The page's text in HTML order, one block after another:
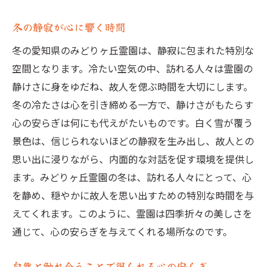
夏の緑が心に涼を与える
秋の紅葉が心を豊かにする
冬の静寂が心に深く響く
四季を通して感じる自然のリズム
心を癒す四季折々の風景
愛知県の隠れた名所みどりヶ丘霊園で心の平穏
心の平穏を求める人々のオアシス
自然と歴史が調和する隠れた名所
都会の喧騒を忘れる静かな場所
心落ち着くための癒しの空間
冬の静寂が心に響く時間
冬の愛知県のみどりヶ丘霊園は、静寂に包まれた特別な
空間となります。冷たい空気の中、訪れる人々は霊園の
静けさに身をゆだね、故人を偲ぶ時間を大切にします。
冬の冷たさは心を引き締める一方で、静けさがもたらす
心の安らぎは何にも代えがたいものです。白く雪が覆う
景色は、信じられないほどの静寂を生み出し、故人との
思い出に浸りながら、内面的な対話を促す環境を提供し
ます。みどりヶ丘霊園の冬は、訪れる人々にとって、心
を静め、穏やかに故人を思い出すための特別な時間を与
えてくれます。このように、霊園は四季折々の美しさを
通じて、心の安らぎを与えてくれる場所なのです。